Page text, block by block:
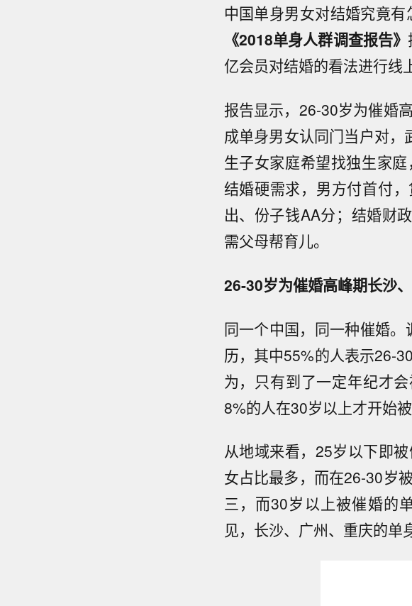
中国单身男女对结婚究竟
《2018单身人群调查报告》
亿会员对结婚的看法进行线
报告显示，26-30岁为催婚
成单身男女认同门当户对
生子女家庭希望找独生家
结婚硬需求，男方付首付
出、份子钱AA分；结婚财
需父母帮育儿。
26-30岁为催婚高峰期长沙
同一个中国，同一种催婚
历，其中55%的人表示26-
为，只有到了一定年纪才
8%的人在30岁以上才开始被
从地域来看，25岁以下即
女占比最多，而在26-30岁
三，而30岁以上被催婚的
见，长沙、广州、重庆的单